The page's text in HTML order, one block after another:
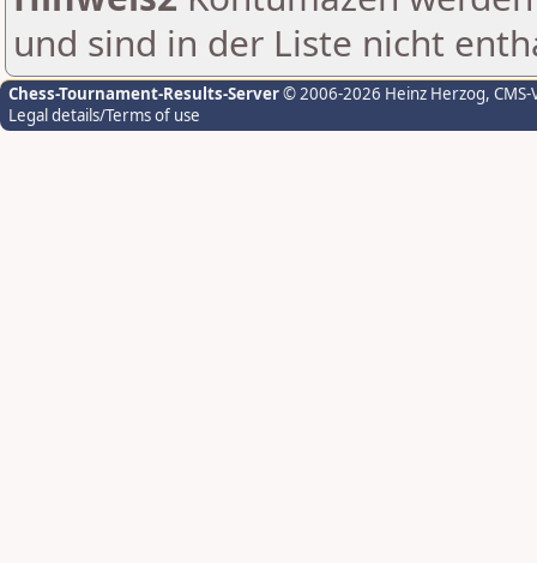
und sind in der Liste nicht
Chess-Tournament-Results-Server© 2006-2026 Heinz Herzog,
Legal details/Terms of use